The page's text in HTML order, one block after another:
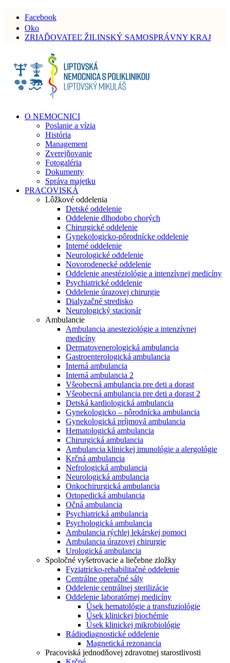
Facebook
Oko
ZRIAĎOVATEĽ ŽILINSKÝ SAMOSPRÁVNY KRAJ
O NEMOCNICI
Poslanie a vízia
História
Management
Zverejňovanie
Fotogaléria
Dokumenty
Správa majetku
PRACOVISKÁ
Lôžkové oddelenia
Detské oddelenie
Oddelenie dlhodobo chorých
Chirurgické oddelenie
Gynekologicko-pôrodnícke oddelenie
Interné oddelenie
Neurologické oddelenie
Novorodenecké oddelenie
Oddelenie anestéziológie a intenzívnej medicíny
Psychiatrické oddelenie
Oddelenie úrazovej chirurgie
Dialyzačné stredisko
Neurologický stacionár
Ambulancie
Ambulancia anesteziológie a intenzívnej
medicíny
Dermatovenerologická ambulancia
Gastroenterologická ambulancia
Interná ambulancia
Interná ambulancia 2
Všeobecná ambulancia pre deti a dorast
Všeobecná ambulancia pre deti a dorast 2
Detská kardiologická ambulancia
Gynekologicko – pôrodnícka ambulancia
Gynekologická príjmová ambulancia
Hematologická ambulancia
Chirurgická ambulancia
Ambulancia klinickej imunológie a alergológie
Krčná ambulancia
Nefrologická ambulancia
Neurologická ambulancia
Onkochirurgická ambulancia
Ortopedická ambulancia
Očná ambulancia
Psychiatrická ambulancia
Psychologická ambulancia
Ambulancia rýchlej lekárskej pomoci
Ambulancia úrazovej chirurgie
Urologická ambulancia
Spoločné vyšetrovacie a liečebne zložky
Fyziatricko-rehabilitačné oddelenie
Centrálne operačné sály
Oddelenie centrálnej sterilizácie
Oddelenie laboratórnej medicíny
Úsek hematológie a transfuziológie
Úsek klinickej biochémie
Úsek klinickej mikrobiológie
Rádiodiagnostické oddelenie
Magnetická rezonancia
Pracoviská jednodňovej zdravotnej starostlivosti